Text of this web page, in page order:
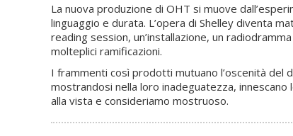
La nuova produzione di OHT si muove
linguaggio e durata. L’opera di Shelley diventa
reading session, un’installazione, un
molteplici ramificazioni.
I frammenti così prodotti mutuano l’oscenità
mostrandosi nella loro inadeguatezza,
alla vista e consideriamo mostruoso.